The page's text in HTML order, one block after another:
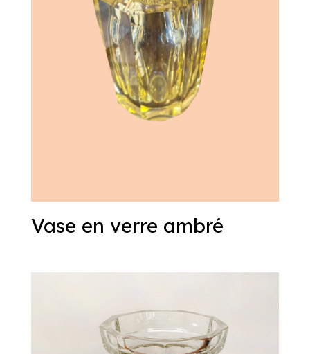
Vase en verre ambré